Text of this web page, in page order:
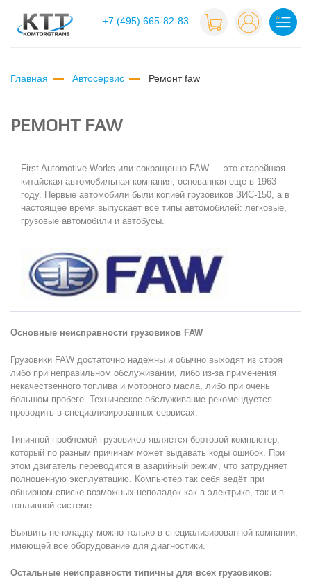
+7 (495) 665-82-83
Главная Автосервис ремонт faw
РЕМОНТ FAW
First Automotive Works или сокращенно FAW — это старейшая
китайская автомобильная компания, основанная еще в 1963
году. Первые автомобили были копией грузовиков ЗИС-150, а в
настоящее время выпускает все типы автомобилей: легковые,
грузовые автомобили и автобусы.
Основные неисправности грузовиков FAW
Грузовики FAW достаточно надежны и обычно выходят из строя
либо при неправильном обслуживании, либо из-за применения
некачественного топлива и моторного масла, либо при очень
большом пробеге. Техническое обслуживание рекомендуется
проводить в специализированных сервисах.
Типичной проблемой грузовиков является бортовой компьютер,
который по разным причинам может выдавать коды ошибок. При
этом двигатель переводится в аварийный режим, что затрудняет
полноценную эксплуатацию. Компьютер так себя ведёт при
обширном списке возможных неполадок как в электрике, так и в
топливной системе.
Выявить неполадку можно только в специализированной компании,
имеющей все оборудование для диагностики.
Остальные неисправности типичны для всех грузовиков: